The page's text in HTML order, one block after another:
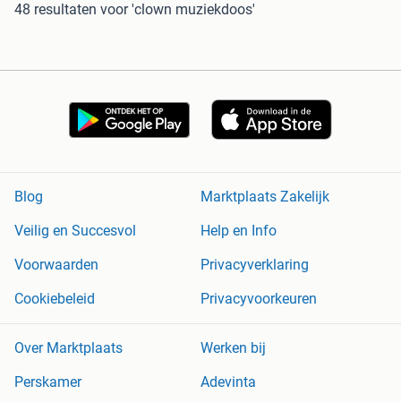
48 resultaten voor 'clown muziekdoos'
Blog
Marktplaats Zakelijk
Veilig en Succesvol
Help en Info
Voorwaarden
Privacyverklaring
Cookiebeleid
Privacyvoorkeuren
Over Marktplaats
Werken bij
Perskamer
Adevinta